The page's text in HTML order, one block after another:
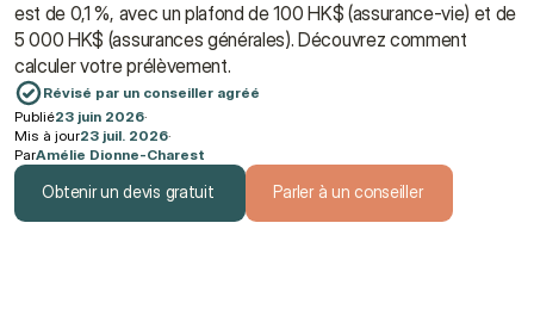
est de 0,1 %, avec un plafond de 100 HK$ (assurance-vie) et de
5 000 HK$ (assurances générales). Découvrez comment
calculer votre prélèvement.
Révisé par un conseiller agréé
Publié23 juin 2026·
Mis à jour23 juil. 2026·
ParAmélie Dionne-Charest
Obtenir un devis gratuit Parler à un conseiller